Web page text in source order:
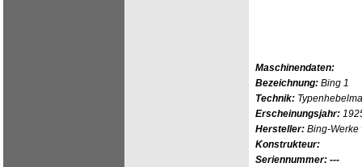
Maschinendaten:
Bezeichnung: Bing 1
Technik:
Erscheinungsjahr:
Hersteller: Bing-Werke
Konstrukteur:
Seriennummer: ---